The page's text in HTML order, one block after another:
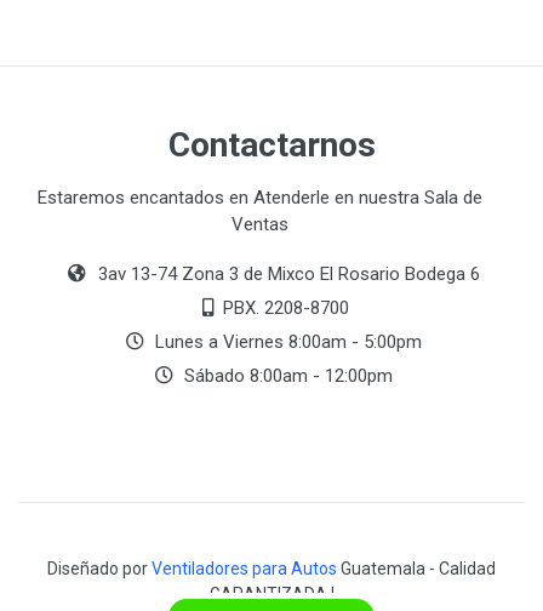
Contactarnos
Estaremos encantados en Atenderle en nuestra Sala de
Ventas
3av 13-74 Zona 3 de Mixco El Rosario Bodega 6
PBX. 2208-8700
Lunes a Viernes 8:00am - 5:00pm
Sábado 8:00am - 12:00pm
Diseñado porVentiladores para Autos Guatemala - Calidad
GARANTIZADA !